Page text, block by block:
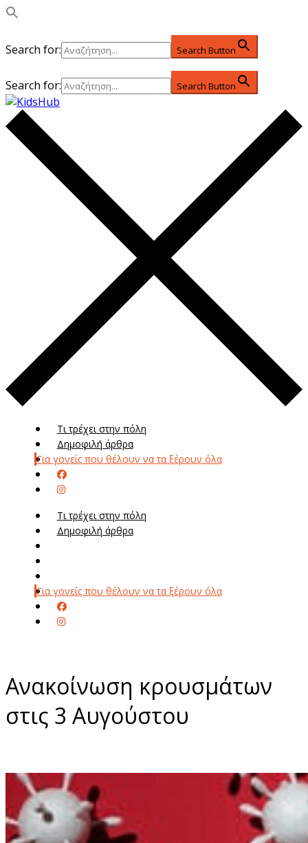
Search for: Search Button
Search for: Search Button
Τι τρέχει στην πόλη
Δημοφιλή άρθρα
Για γονείς που θέλουν να τα ξέρουν όλα
Τι τρέχει στην πόλη
Δημοφιλή άρθρα
Για γονείς που θέλουν να τα ξέρουν όλα
Ανακοίνωση κρουσμάτων
στις 3 Αυγούστου